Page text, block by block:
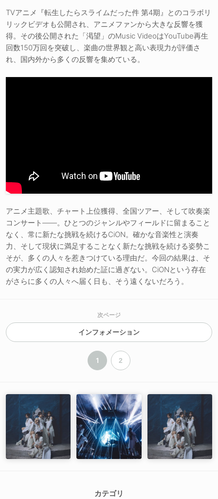
TVアニメ『転生したらスライムだった件 第4期』とのコラボリ
リックビデオも公開され、アニメファンから大きな反響を獲
得。その後公開された「渇望」のMusic VideoはYouTube再生
回数150万回を突破し、楽曲の世界観と高い表現力が評価さ
れ、国内外から多くの反響を集めている。
アニメ主題歌、チャート上位獲得、全国ツアー、そして吹奏楽
コンサート――。ひとつのジャンルやフィールドに留まること
なく、常に新たな挑戦を続けるCiON。確かな音楽性と演奏
力、そして現状に満足することなく新たな挑戦を続ける姿勢こ
そが、多くの人々を惹きつけている理由だ。今回の結果は、そ
の実力が広く認知され始めた証に過ぎない。CiONという存在
がさらに多くの人々へ届く日も、そう遠くないだろう。
次ページ
インフォメーション
1 2
カテゴリ